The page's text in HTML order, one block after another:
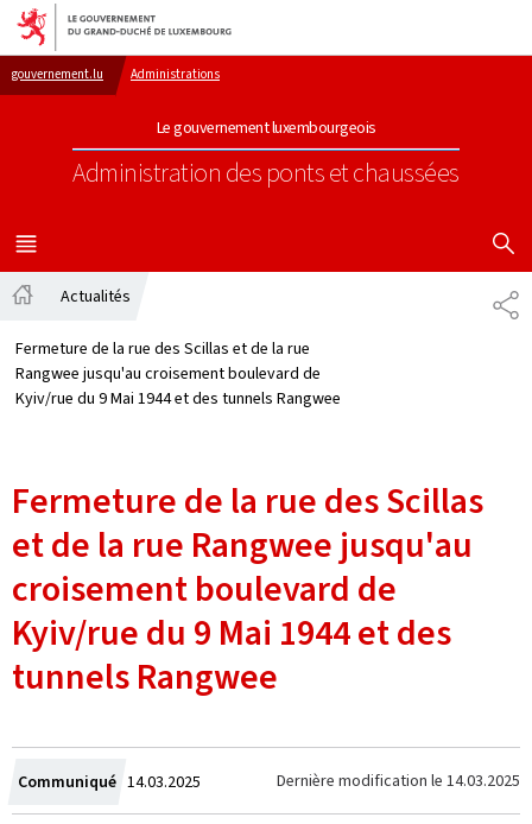
Aller au menu principal
Aller au contenu
gouvernement.lu Administrations
Le gouvernement luxembourgeois
Administration des ponts et chaussées
MENU
PRINCIPAL
Actualités
Fermeture de la rue des Scillas et de la rue
Rangwee jusqu'au croisement boulevard de
Kyiv/rue du 9 Mai 1944 et des tunnels Rangwee
Fermeture de la rue des Scillas
et de la rue Rangwee jusqu'au
croisement boulevard de
Kyiv/rue du 9 Mai 1944 et des
tunnels Rangwee
Communiqué Crée
le
14.03.2025 Dernière modification le 14.03.2025